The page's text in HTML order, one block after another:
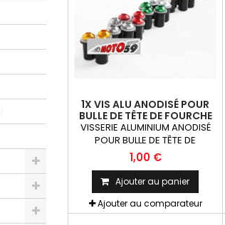
1X VIS ALU ANODISÉ POUR
BULLE DE TÊTE DE FOURCHE
MOTOS TOUS COLORIS 1
PIÈCE
VISSERIE ALUMINIUM ANODISÉ
POUR BULLE DE TÊTE DE
FOURCHE MOTOS TOUS
COLORIS x1 8 coloris: Rouge,
Bleu, Orange, Argent, Titanium,
Or, Noir et VertKit= Vis M5x16
alu + écrou caoutchouc fileté
+ rondelle La Pièce !!!
1,00 €
Ajouter au panier
Ajouter au comparateur